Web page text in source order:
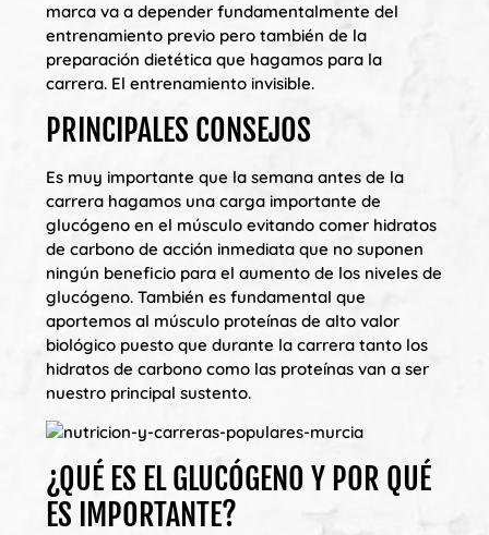
marca va a depender fundamentalmente del
entrenamiento previo pero también de la
preparación dietética que hagamos para la
carrera. El entrenamiento invisible.
PRINCIPALES CONSEJOS
Es muy importante que la semana antes de la
carrera hagamos una carga importante de
glucógeno en el músculo evitando comer hidratos
de carbono de acción inmediata que no suponen
ningún beneficio para el aumento de los niveles de
glucógeno. También es fundamental que
aportemos al músculo proteínas de alto valor
biológico puesto que durante la carrera tanto los
hidratos de carbono como las proteínas van a ser
nuestro principal sustento.
¿QUÉ ES EL GLUCÓGENO Y POR QUÉ
ES IMPORTANTE?